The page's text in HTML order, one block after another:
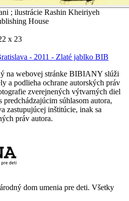
; ilustrácie Rashin Kheiriyeh
House
x 23
- 2011 - Zlaté jablko BIB
na webovej stránke BIBIANY slúži
a podlieha ochrane autorských práv
zverejnených výtvarných diel
súhlasom autora,
zastupujúcej inštitúcie, inak sa
práv autora.
dom umenia pre deti. Všetky